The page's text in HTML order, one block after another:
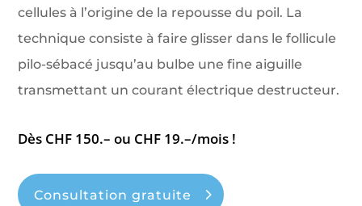
cellules à l’origine de la repousse du poil. La
technique consiste à faire glisser dans le follicule
pilo-sébacé jusqu’au bulbe une fine aiguille
transmettant un courant électrique destructeur.
Dès CHF 150.– ou CHF 19.–/mois !
Consultation gratuite